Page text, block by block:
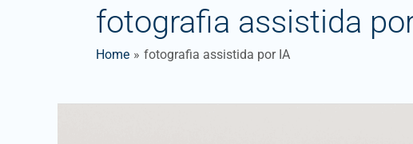
fotografia assistida
Home fotografia assistida por IA